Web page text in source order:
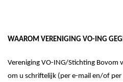
WAAROM VERENIGING VO-ING
Vereniging VO-ING/Stichting Bovom
om u schriftelijk (per e-mail en/of